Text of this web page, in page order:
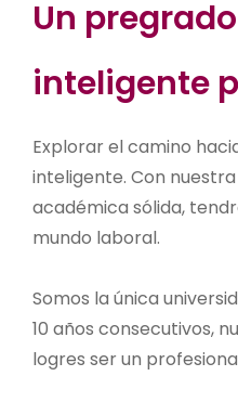
Un
inteligente
Explorar el camino
inteligente. Con nuestra
académica sólida,
mundo laboral.
Somos la única
10 años consecutivos,
logres ser un